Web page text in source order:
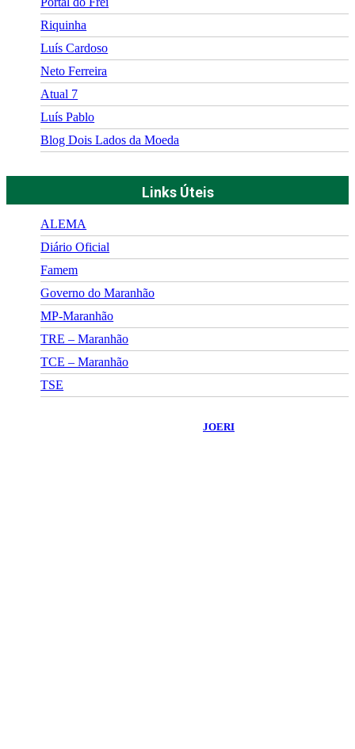
Riquinha
Luís Cardoso
Neto Ferreira
Atual 7
Luís Pablo
Blog Dois Lados da Moeda
Links Úteis
ALEMA
Diário Oficial
Famem
Governo do Maranhão
MP-Maranhão
TRE – Maranhão
TCE – Maranhão
TSE
JOERI